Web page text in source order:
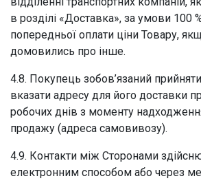
в розділі «Доставка», за умови 100
попередньої оплати ціни Товару,
домовились про інше.
4.8. Покупець зобов’язаний
вказати адресу для його доставки
робочих днів з моменту
продажу (адреса самовивозу).
4.9. Контакти між Сторонами
електронним способом або через